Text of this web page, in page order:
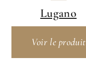
Lugano
Voir le produit